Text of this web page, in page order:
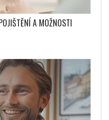
A MOŽNOSTI